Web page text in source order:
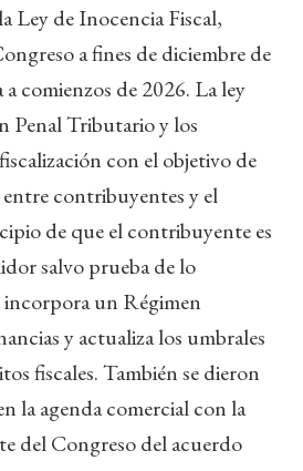
Ley de Inocencia Fiscal,
a fines de diciembre de
comienzos de 2026. La ley
Penal Tributario y los
con el objetivo de
contribuyentes y el
de que el contribuyente es
salvo prueba de lo
un Régimen
y actualiza los umbrales
fiscales. También se dieron
la agenda comercial con la
del Congreso del acuerdo